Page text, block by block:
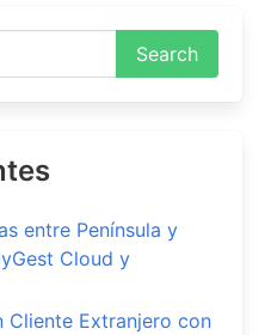
entre Península y
Cloud y
Cliente Extranjero con